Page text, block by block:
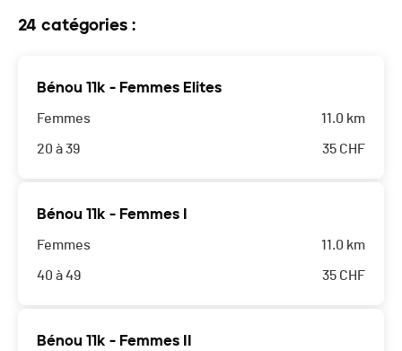
24 catégories :
Bénou 11k - Femmes Elites
Femmes
20 à 39
11.0 km
35 CHF
Bénou 11k - Femmes I
Femmes
40 à 49
11.0 km
35 CHF
Bénou 11k - Femmes II